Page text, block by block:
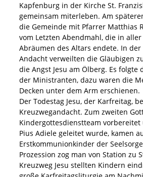
Kapfenburg in der Kirche St.
gemeinsam miterleben. Am
die Gemeinde mit Pfarrer Matthias
vom Letzten Abendmahl, die in
Abräumen des Altars endete. In
Andacht verweilten die Gläubigen
die Angst Jesu am Ölberg. Es folgte
der Ministranten, dazu waren die
Decken unter dem Arm erschienen.
Der Todestag Jesu, der Karfreitag,
Kreuzwegandacht. Zum zweiten
Kindergottesdienstteam
Pius Adiele geleitet wurde, kamen
Erstkommunionkinder der
Prozession zog man von Station zu
Kreuzweg Jesu stellten Kindern